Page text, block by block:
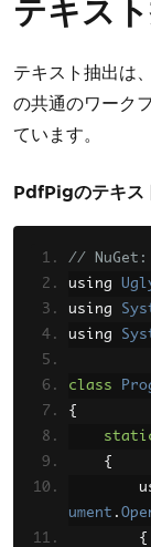
テキス
テキスト抽出は
の共通のワーク
ています。
PdfPigのテキス
// NuGet:
using
using
using
class
{
{
ument .
{